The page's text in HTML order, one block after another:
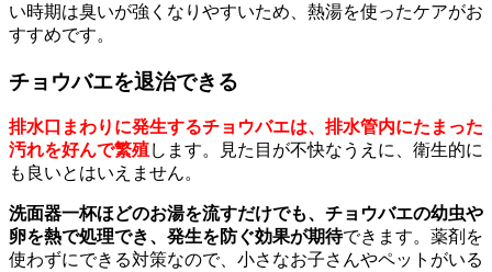
い時期は臭いが強くなりやすいため、熱湯を使ったケアがお
すすめです。
チョウバエを退治できる
排水口まわりに発生するチョウバエは、排水管内にたまった
汚れを好んで繁殖します。見た目が不快なうえに、衛生的に
も良いとはいえません。
洗面器一杯ほどのお湯を流すだけでも、チョウバエの幼虫や
卵を熱で処理でき、発生を防ぐ効果が期待できます。薬剤を
使わずにできる対策なので、小さなお子さんやペットがいる